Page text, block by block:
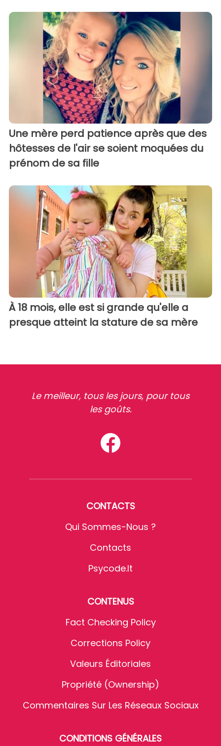
Une mère perd patience après que des
hôtesses de l'air se soient moquées du
prénom de sa fille
À 18 mois, elle est si grande qu'elle a
presque atteint la stature de sa mère
Le meilleur, tous les jours, pour tous
les goûts.
CONTACTS
Qui Sommes-Nous ?
Contacts
Psycode.it
CONTENUS
Fact Checking Policy
Corrections Policy
Valeurs Éditoriales
Propriété (Ownership)
Commentaires Sur Les Réseaux Sociaux
CONDITIONS GÉNÉRALES